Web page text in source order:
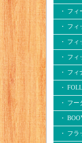
・ フ
・ フ
・ フ
・ フ
・ フィ
・
・ フ
・
・ フ